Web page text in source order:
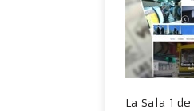
La Sala 1